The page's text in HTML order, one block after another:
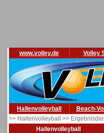
www.volley.de Volley
Hallenvolleyball Beach-
>> Hallenvolleyball >>
Hallenvolleyball